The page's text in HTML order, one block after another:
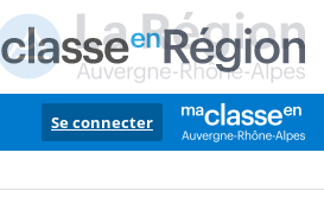
Se connecter